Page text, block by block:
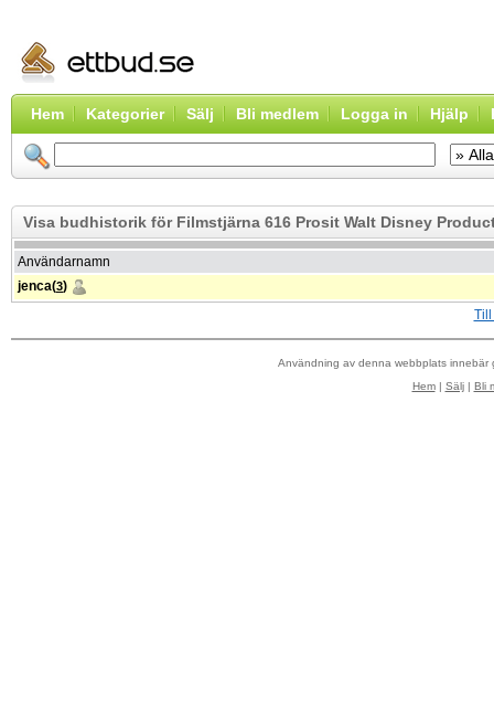
Hem Kategorier Sälj Bli medlem Logga in Hjälp
Visa budhistorik för Filmstjärna 616 Prosit Walt Disney
Användarnamn
jenca(3)
Till
Användning av denna webbplats
Hem| Sälj| Bli